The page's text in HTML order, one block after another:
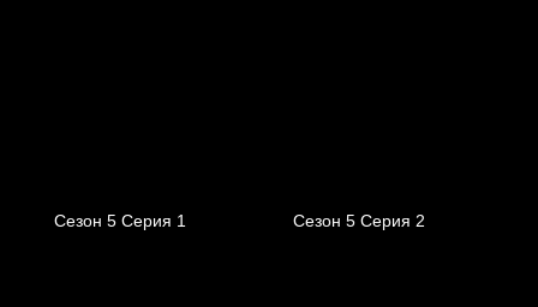
Сезон 5 Серия 1 Сезон 5 Серия 2